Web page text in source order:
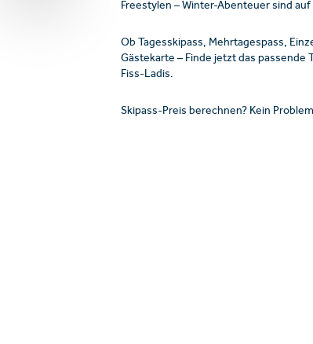
Freestylen – Winter-Abenteuer sind
Ob Tagesskipass, Mehrtagespass,
Gästekarte – Finde jetzt das
Fiss-Ladis.
Skipass-Preis berechnen? Kein